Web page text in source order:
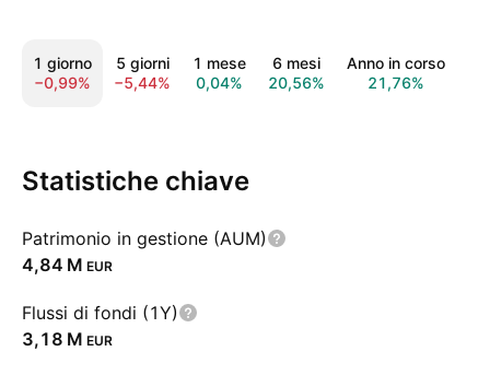
1 giorno
−0,99%
5 giorni
−5,44%
1 mese
0,04%
6 mesi
20,56%
Anno in corso
21,76%
Statistiche chiave
Patrimonio in gestione (AUM)
‪4,84 M‬ EUR
Flussi di fondi (1Y)
‪3,18 M‬ EUR